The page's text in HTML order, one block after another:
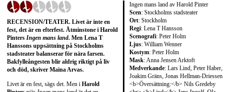
Ingen mans land av Harold Pinter
Scen: Stockholms stadsteater
Ort: Stockholm
Regi: Lena T Hansson
Scenografi: Peter Holm
Ljus: William Wenner
Kostym: Peter Holm
Mask: Anna Jensen Arktoft
Medverkande: Lars Lind, Peter Haber,
Joakim Gräns, Jonas Hellman-Driessen
<b>Översättning:</b> Nils Gredeby
RECENSION/TEATER. Livet är inte en
fest, det är en efterfest. Åtminstone i Harold
Pinters Ingen mans land. Men Lena T
Hanssons uppsättning på Stockholms
stadsteater balanserar för nära farsen.
Bakfylleångesten blir aldrig riktigt på liv
och död, skriver Maina Arvas.
Livet är en fest, sägs det. Men i Harold